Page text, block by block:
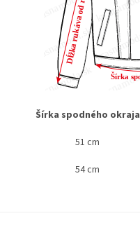
Šírka spodného okraja
51 cm
54 cm